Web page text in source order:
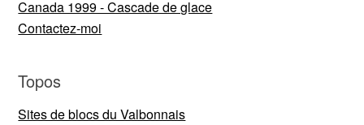
Canada 1999 - Cascade de glace
Contactez-moi
Topos
Sites de blocs du Valbonnais